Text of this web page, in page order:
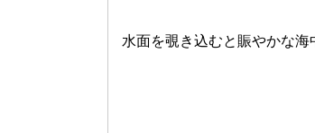
水面を覗き込むと賑やかな